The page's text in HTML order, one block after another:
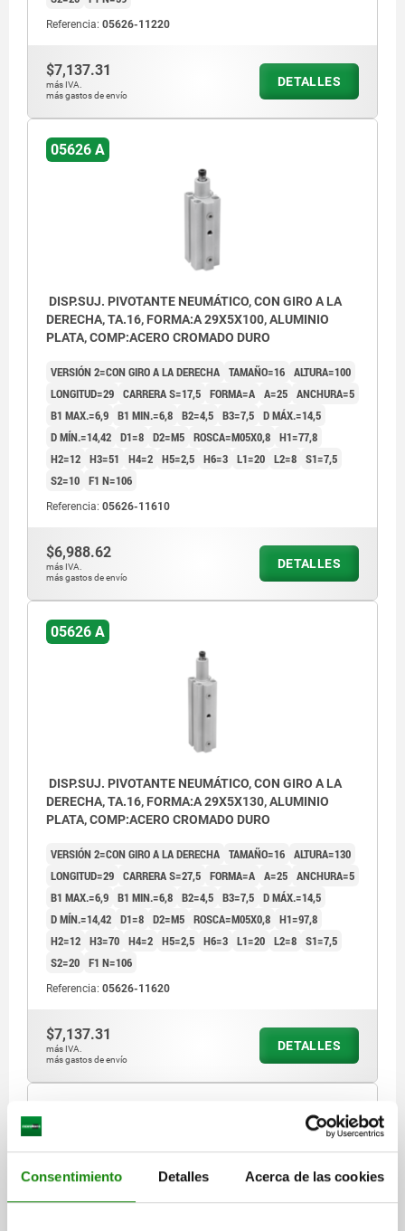
Consentimiento Detalles Acerca de las cookies
Referencia: 05626-11220
$7,137.31
más IVA.
más gastos de envío
DETALLES
05626 A
DISP.SUJ. PIVOTANTE NEUMÁTICO, CON GIRO A LA
DERECHA, TA.16, FORMA:A 29X5X100, ALUMINIO
PLATA, COMP:ACERO CROMADO DURO
VERSIÓN 2=CON GIRO A LA DERECHA TAMAÑO=16 ALTURA=100
LONGITUD=29 CARRERA S=17,5 FORMA=A A=25 ANCHURA=5
B1 MAX.=6,9 B1 MIN.=6,8 B2=4,5 B3=7,5 D MÁX.=14,5
D MÍN.=14,42 D1=8 D2=M5 ROSCA=M05X0,8 H1=77,8
H2=12 H3=51 H4=2 H5=2,5 H6=3 L1=20 L2=8 S1=7,5
S2=10 F1 N=106
Referencia: 05626-11610
$6,988.62
más IVA.
más gastos de envío
DETALLES
05626 A
DISP.SUJ. PIVOTANTE NEUMÁTICO, CON GIRO A LA
DERECHA, TA.16, FORMA:A 29X5X130, ALUMINIO
PLATA, COMP:ACERO CROMADO DURO
VERSIÓN 2=CON GIRO A LA DERECHA TAMAÑO=16 ALTURA=130
LONGITUD=29 CARRERA S=27,5 FORMA=A A=25 ANCHURA=5
B1 MAX.=6,9 B1 MIN.=6,8 B2=4,5 B3=7,5 D MÁX.=14,5
D MÍN.=14,42 D1=8 D2=M5 ROSCA=M05X0,8 H1=97,8
H2=12 H3=70 H4=2 H5=2,5 H6=3 L1=20 L2=8 S1=7,5
S2=20 F1 N=106
Referencia: 05626-11620
$7,137.31
más IVA.
más gastos de envío
DETALLES